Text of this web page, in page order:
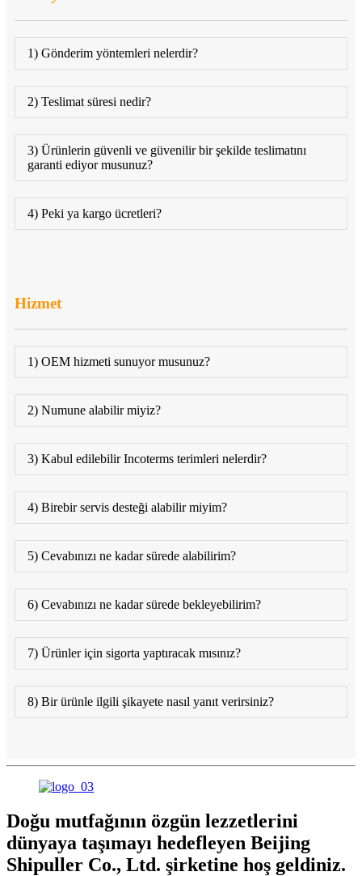
1) Gönderim yöntemleri nelerdir?
2) Teslimat süresi nedir?
3) Ürünlerin güvenli ve güvenilir bir şekilde teslimatını
garanti ediyor musunuz?
4) Peki ya kargo ücretleri?
Hizmet
1) OEM hizmeti sunuyor musunuz?
2) Numune alabilir miyiz?
3) Kabul edilebilir Incoterms terimleri nelerdir?
4) Birebir servis desteği alabilir miyim?
5) Cevabınızı ne kadar sürede alabilirim?
6) Cevabınızı ne kadar sürede bekleyebilirim?
7) Ürünler için sigorta yaptıracak mısınız?
8) Bir ürünle ilgili şikayete nasıl yanıt verirsiniz?
Doğu mutfağının özgün lezzetlerini
dünyaya taşımayı hedefleyen Beijing
Shipuller Co., Ltd. şirketine hoş geldiniz.